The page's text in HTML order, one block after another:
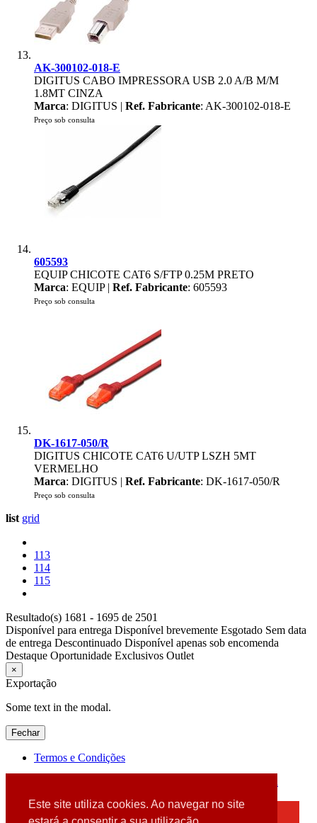
Este site utiliza cookies. Ao navegar no site
AK-300102-018-E
DIGITUS CABO IMPRESSORA USB 2.0 A/B M/M
1.8MT CINZA
Marca: DIGITUS | Ref. Fabricante: AK-300102-018-E
Preço sob consulta
605593
EQUIP CHICOTE CAT6 S/FTP 0.25M PRETO
Marca: EQUIP | Ref. Fabricante: 605593
Preço sob consulta
DK-1617-050/R
DIGITUS CHICOTE CAT6 U/UTP LSZH 5MT
VERMELHO
Marca: DIGITUS | Ref. Fabricante: DK-1617-050/R
Preço sob consulta
list grid
113
114
115
Resultado(s) 1681 - 1695 de 2501
Disponível para entrega Disponível brevemente Esgotado Sem data
de entrega Descontinuado Disponível apenas sob encomenda
Destaque Oportunidade Exclusivos Outlet
×
Exportação
Some text in the modal.
Fechar
Termos e Condições